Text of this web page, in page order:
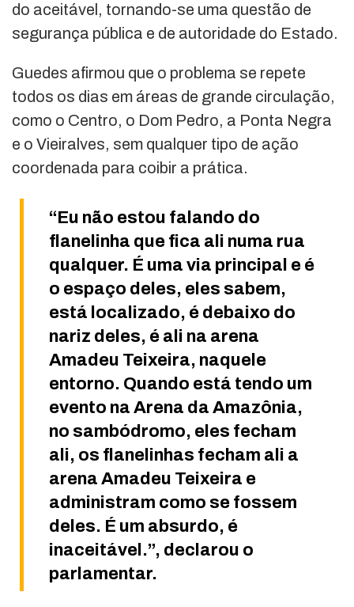
do aceitável, tornando-se uma questão de
segurança pública e de autoridade do Estado.
Guedes afirmou que o problema se repete
todos os dias em áreas de grande circulação,
como o Centro, o Dom Pedro, a Ponta Negra
e o Vieiralves, sem qualquer tipo de ação
coordenada para coibir a prática.
“Eu não estou falando do
flanelinha que fica ali numa rua
qualquer. É uma via principal e é
o espaço deles, eles sabem,
está localizado, é debaixo do
nariz deles, é ali na arena
Amadeu Teixeira, naquele
entorno. Quando está tendo um
evento na Arena da Amazônia,
no sambódromo, eles fecham
ali, os flanelinhas fecham ali a
arena Amadeu Teixeira e
administram como se fossem
deles. É um absurdo, é
inaceitável.”, declarou o
parlamentar.